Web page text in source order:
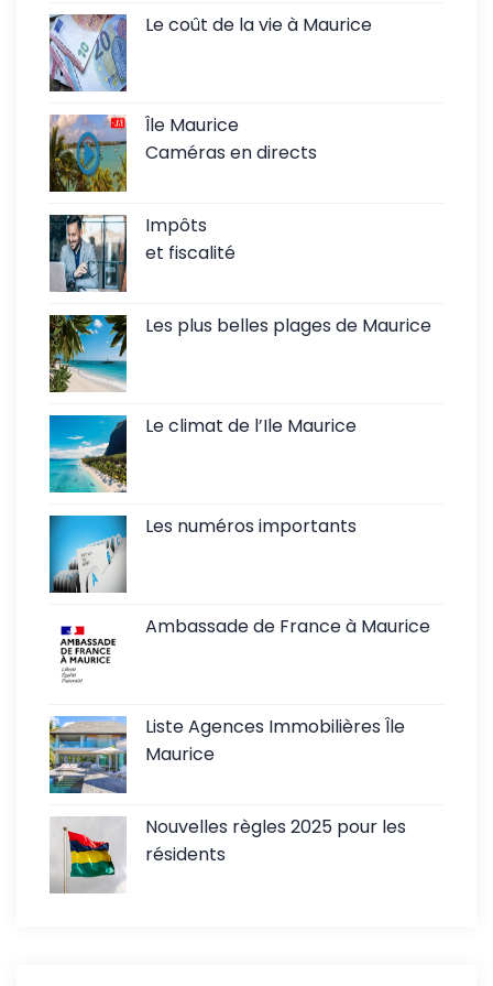
Le coût de la vie à Maurice
Île Maurice
Caméras en directs
Impôts
et fiscalité
Les plus belles plages de Maurice
Le climat de l’Ile Maurice
Les numéros importants
Ambassade de France à Maurice
Liste Agences Immobilières Île
Maurice
Nouvelles règles 2025 pour les
résidents